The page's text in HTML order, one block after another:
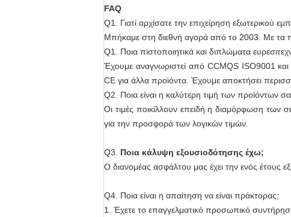
FAQ
Q1. Γιατί αρχίσατε την επιχείρηση εξωτερικού
Μπήκαμε στη διεθνή αγορά από το 2003. Με τα
Q1. Ποια πιστοποιητικά και διπλώματα
Έχουμε αναγνωριστεί από CCMQS ISO9001
CE για άλλα προϊόντα. Έχουμε αποκτήσει
Q2. Ποια είναι η καλύτερη τιμή των προϊόντων
Οι τιμές ποικίλλουν επειδή η διαμόρφωση
για την προσφορά των λογικών τιμών.
Q3. Ποια κάλυψη εξουσιοδότησης έχω;
Ο διανομέας ασφάλτου μας έχει την ενός έτους
Q4. Ποια είναι η απαίτηση να είναι πράκτορας;
1. Έχετε το επαγγελματικό προσωπικό